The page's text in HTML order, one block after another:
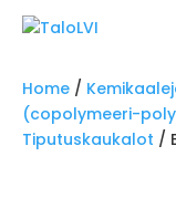
Home /
(copolymeeri-
Tiputuskaukalot /